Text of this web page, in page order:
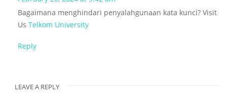
Bagaimana menghindari penyalahgunaan kata kunci? Visit
Us Telkom University
Reply
LEAVE A REPLY